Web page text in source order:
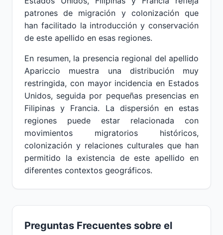
patrones de migración y colonización que
han facilitado la introducción y conservación
de este apellido en esas regiones.
En resumen, la presencia regional del apellido
Apariccio muestra una distribución muy
restringida, con mayor incidencia en Estados
Unidos, seguida por pequeñas presencias en
Filipinas y Francia. La dispersión en estas
regiones puede estar relacionada con
movimientos migratorios históricos,
colonización y relaciones culturales que han
permitido la existencia de este apellido en
diferentes contextos geográficos.
Preguntas Frecuentes sobre el